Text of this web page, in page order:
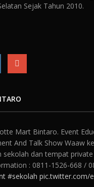
Sejak Tahun 2010.
Mart Bintaro. Event
And Talk Show Waaw
sekolah dan tempat
: 0811-1526-668 /
#sekolah pic.twitter.com/